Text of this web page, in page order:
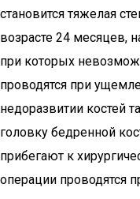
становится тяжелая
возрасте 24 месяцев,
при которых
проводятся при
недоразвитии костей
головку бедренной
прибегают к
операции проводятся